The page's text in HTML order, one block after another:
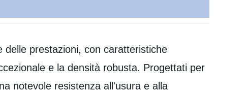
delle prestazioni, con caratteristiche
e la densità robusta. Progettati per
notevole resistenza all'usura e alla